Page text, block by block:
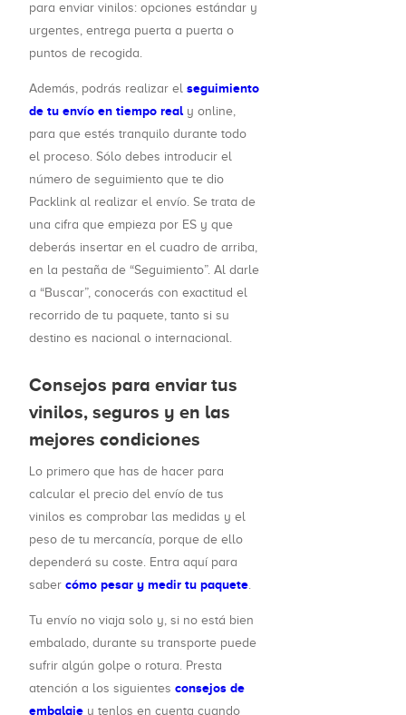
para enviar vinilos: opciones estándar y
urgentes, entrega puerta a puerta o
puntos de recogida.
Además, podrás realizar el seguimiento
de tu envío en tiempo realy online,
para que estés tranquilo durante todo
el proceso. Sólo debes introducir el
número de seguimiento que te dio
Packlink al realizar el envío. Se trata de
una cifra que empieza por ES y que
deberás insertar en el cuadro de arriba,
en la pestaña de “Seguimiento”. Al darle
a “Buscar”, conocerás con exactitud el
recorrido de tu paquete, tanto si su
destino es nacional o internacional.
Consejos para enviar tus
vinilos, seguros y en las
mejores condiciones
Lo primero que has de hacer para
calcular el precio del envío de tus
vinilos es comprobar las medidas y el
peso de tu mercancía, porque de ello
dependerá su coste. Entra aquí para
saber cómo pesar y medir tu paquete.
Tu envío no viaja solo y, si no está bien
embalado, durante su transporte puede
sufrir algún golpe o rotura. Presta
atención a los siguientes consejos de
embalaje y tenlos en cuenta cuando